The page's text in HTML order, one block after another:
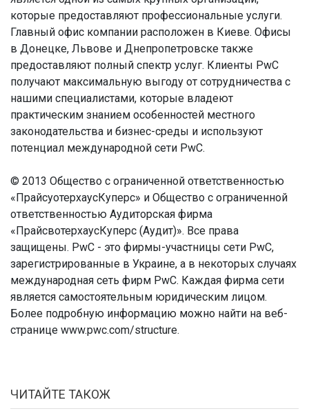
которые предоставляют профессиональные услуги.
Главный офис компании расположен в Киеве. Офисы
в Донецке, Львове и Днепропетровске также
предоставляют полный спектр услуг. Клиенты PwС
получают максимальную выгоду от сотрудничества с
нашими специалистами, которые владеют
практическим знанием особенностей местного
законодательства и бизнес-среды и используют
потенциал международной сети PwС.
© 2013 Общество с ограниченной ответственностью
«ПрайсуотерхаусКуперс» и Общество с ограниченной
ответственностью Аудиторская фирма
«ПрайсвoтерхаусКуперс (Аудит)». Все права
защищены. PwC - это фирмы-участницы сети PwC,
зарегистрированные в Украине, а в некоторых случаях
международная сеть фирм PwC. Каждая фирма сети
является самостоятельным юридическим лицом.
Более подробную информацию можно найти на веб-
странице www.pwc.com/structure.
ЧИТАЙТЕ ТАКОЖ